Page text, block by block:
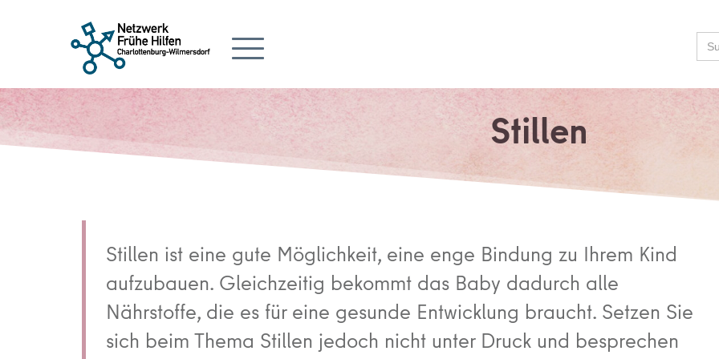
for:
Stillen
Stillen ist eine gute Möglichkeit, eine enge Bindung zu Ihrem Kind
aufzubauen. Gleichzeitig bekommt das Baby dadurch alle
Nährstoffe, die es für eine gesunde Entwicklung braucht. Setzen Sie
sich beim Thema Stillen jedoch nicht unter Druck und besprechen